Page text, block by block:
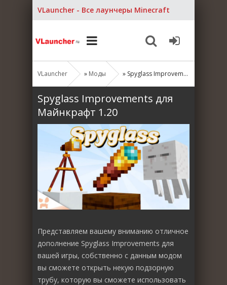
VLauncher - Все лаунчеры Minecraft
VLauncher » Моды » Spyglass Improvements для Майнкрафт 1.20
Spyglass Improvements для
Майнкрафт 1.20
Представляем вашему вниманию отличное
дополнение Spyglass Improvements для
вашей игры, собственно с данным модом
вы сможете открыть некую подзорную
трубу, которую вы сможете использовать